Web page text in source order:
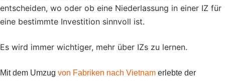
entscheiden, wo oder ob eine Niederlassung in einer IZ für
eine bestimmte Investition sinnvoll ist.
Es wird immer wichtiger, mehr über IZs zu lernen.
Mit dem Umzug von Fabriken nach Vietnam erlebte der